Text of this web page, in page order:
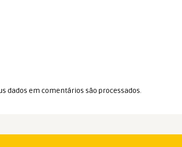
dados em comentários são processados.